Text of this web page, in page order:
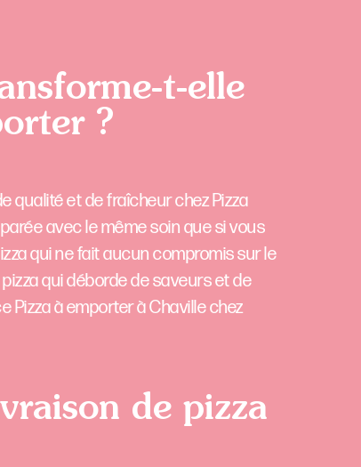
t-elle
?
qualité et de fraîcheur chez Pizza
avec le même soin que si vous
qui ne fait aucun compromis sur le
qui déborde de saveurs et de
Pizza à emporter à Chaville chez
de pizza